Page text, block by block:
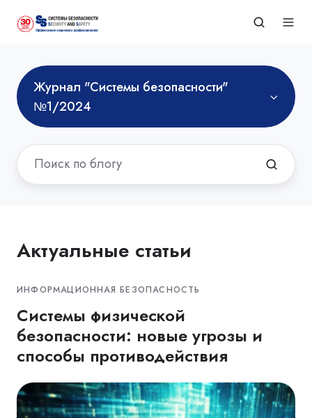
Журнал "Системы безопасности"
№1/2024
Актуальные статьи
ИНФОРМАЦИОННАЯ БЕЗОПАСНОСТЬ
Системы физической
безопасности: новые угрозы и
способы противодействия